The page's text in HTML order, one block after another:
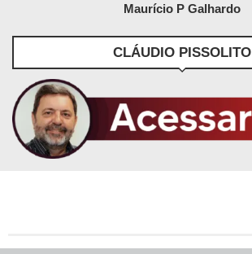
Maurício P Galhardo
CLÁUDIO PISSOLITO